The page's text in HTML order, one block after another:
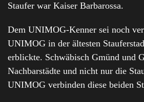
Staufer war Kaiser Barbarossa.
Dem UNIMOG-Kenner sei noch
UNIMOG in der ältesten
erblickte. Schwäbisch Gmünd und
Nachbarstädte und nicht nur die
UNIMOG verbinden diese beiden